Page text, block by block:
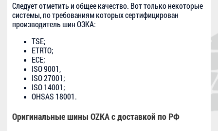
Следует отметить и общее качество. Вот только некоторые
системы, по требованиям которых сертифицирован
производитель шин ОЗКА:
TSE;
ETRTO;
ECE;
ISO 9001,
ISO 27001;
ISO 14001;
OHSAS 18001.
Оригинальные шины OZKA с доставкой по РФ